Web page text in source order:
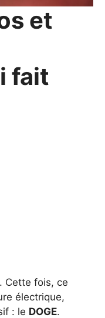
et
fait
Cette fois, ce
électrique,
: le DOGE.